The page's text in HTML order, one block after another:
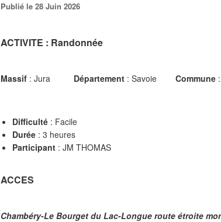
Publié le 28 Juin 2026
ACTIVITE : Randonnée
Massif : Jura Département : Savoie Commune
Difficulté : Facile
Durée : 3 heures
Participant : JM THOMAS
ACCES
Chambéry-Le Bourget du Lac-Longue route étroite